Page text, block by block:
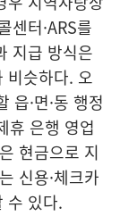
센터·ARS를
지급 방식은
비슷하다. 오
읍·면·동 행정
휴 은행 영업
현금으로 지
신용·체크카
수 있다.